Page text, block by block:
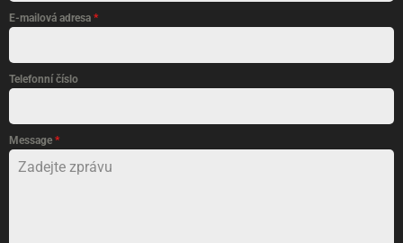
E-mailová adresa *
Telefonní číslo
Message *